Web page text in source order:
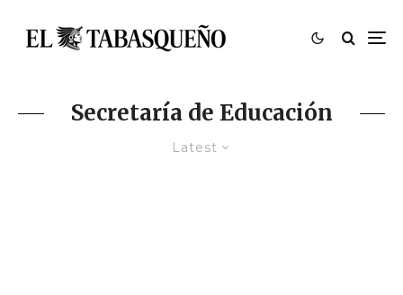
Secretaría de Educación
Latest